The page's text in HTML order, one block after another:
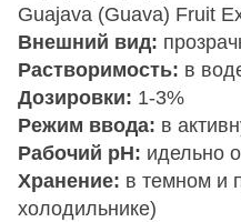
Guajava (Guava) Fruit
Внешний вид:
Растворимость: в
Дозировки: 1-3%
Режим ввода: в
Рабочий рН: идельно
Хранение: в темном и
холодильнике)